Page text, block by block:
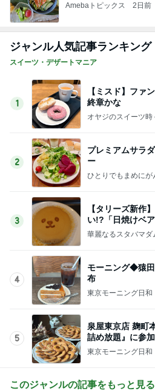
Amebaトピックス 2日前
ジャンル人気記事ランキング
スイーツ・デザートマニア
1
【ミスド】ファ
終章かな
オヤジのスイーツ
2
プレミアムサラ
ー
ひとりでもまめにが
3
【タリーズ新作
い!?「日焼けベ
ケーキ」を実食
華麗なるスタバマダ
4
モーニング◆猿
布
東京モーニング日和
5
泉屋東京店 麹町
詰め放題』に参加
東京モーニング日和
このジャンルの記事をもっと見る